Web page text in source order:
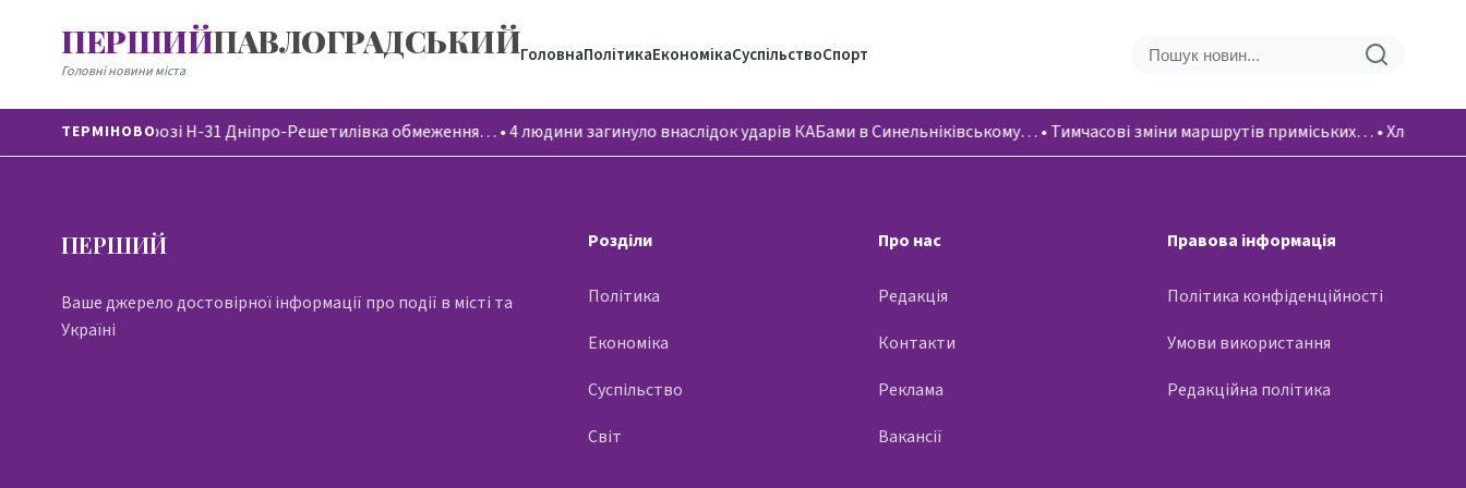
ПЕРШИЙПАВЛОГРАДСЬКИЙ
Головні новини міста
ГоловнаПолітикаЕкономікаСуспільствоСпорт
ТЕРМІНОВО
На автодорозі Н-31 Дніпро-Решетилівка обмеження…•4 людини загинуло внаслідок ударів КАБами в Синельніківському…•Тимчасові зміни маршрутів приміських…•Хлопці
ПЕРШИЙ
Ваше джерело достовірної інформації про події в місті та
Україні
Розділи
Політика
Економіка
Суспільство
Світ
Про нас
Редакція
Контакти
Реклама
Вакансії
Правова інформація
Політика конфіденційності
Умови використання
Редакційна політика